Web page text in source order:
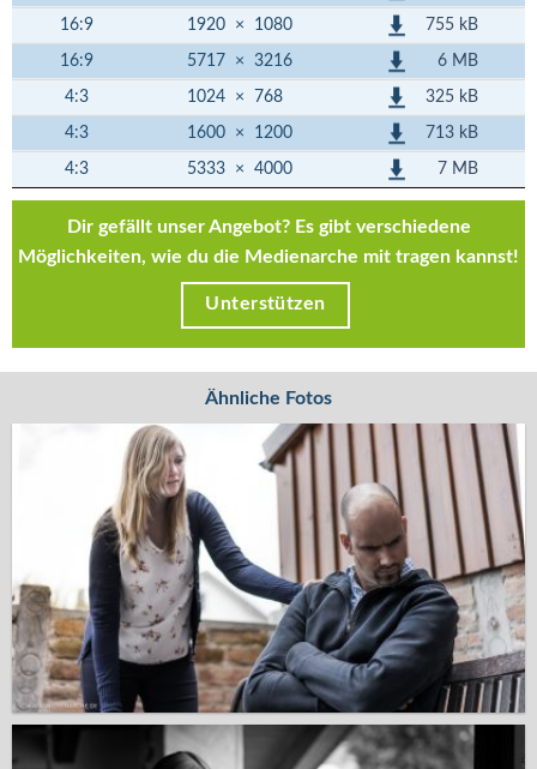
16:9 1920 × 1080 755 kB
16:9 5717 × 3216 6 MB
4:3 1024 × 768 325 kB
4:3 1600 × 1200 713 kB
4:3 5333 × 4000 7 MB
Dir gefällt unser Angebot? Es gibt verschiedene
Möglichkeiten, wie du die Medienarche mit tragen kannst!
Unterstützen
Ähnliche Fotos